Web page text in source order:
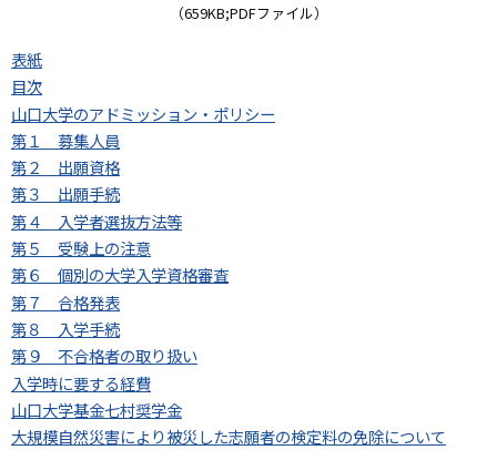
（659KB;PDFファイル）
表紙
目次
山口大学のアドミッション・ポリシー
第１ 募集人員
第２ 出願資格
第３ 出願手続
第４ 入学者選抜方法等
第５ 受験上の注意
第６ 個別の大学入学資格審査
第７ 合格発表
第８ 入学手続
第９ 不合格者の取り扱い
入学時に要する経費
山口大学基金七村奨学金
大規模自然災害により被災した志願者の検定料の免除について